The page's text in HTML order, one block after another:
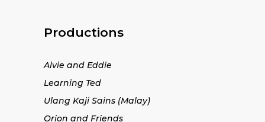
Productions
Alvie and Eddie
Learning Ted
Ulang Kaji Sains (Malay)
Orion and Friends